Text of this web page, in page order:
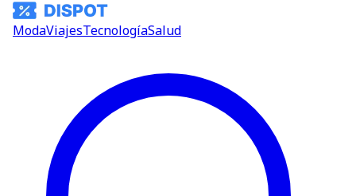
ModaViajesTecnologíaSalud